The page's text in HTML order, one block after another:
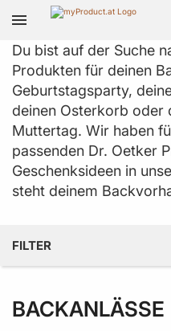
Zur Homepage
Du bist auf der Suche
Produkten für deinen
Geburtstagsparty,
deinen Osterkorb oder
Muttertag. Wir haben
passenden Dr. Oetker
Geschenksideen in
steht deinem
FILTER
BACKANLÄSSE